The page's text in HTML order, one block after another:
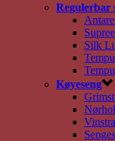
Regulerbar
Silk
Køyeseng